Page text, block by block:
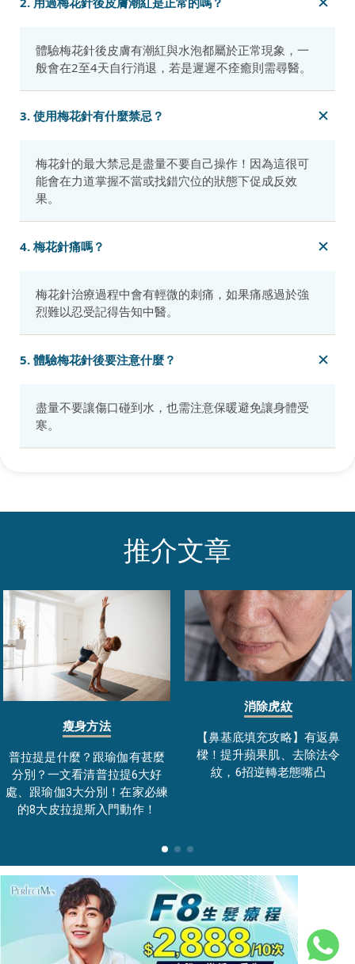
體驗梅花針後皮膚有潮紅與水泡都屬於正常現象，一
般會在2至4天自行消退，若是遲遲不痊癒則需尋醫。
3. 使用梅花針有什麼禁忌？
梅花針的最大禁忌是盡量不要自己操作！因為這很可
能會在力道掌握不當或找錯穴位的狀態下促成反效
果。
4. 梅花針痛嗎？
梅花針治療過程中會有輕微的刺痛，如果痛感過於強
烈難以忍受記得告知中醫。
5. 體驗梅花針後要注意什麼？
盡量不要讓傷口碰到水，也需注意保暖避免讓身體受
寒。
推介文章
瘦身方法
普拉提是什麼？跟瑜伽有甚麼
分別？一文看清普拉提6大好
處、跟瑜伽3大分別！在家必練
的8大皮拉提斯入門動作！
消除虎紋
【鼻基底填充攻略】有返鼻
樑！提升蘋果肌、去除法令
紋，6招逆轉老態嘴凸
(⁺圖片只供參考，名額有限，送完即止)
私隱政策 | 免責條款 | 博客